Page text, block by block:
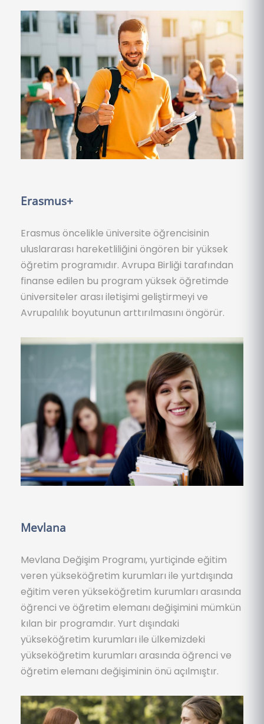
Erasmus+
Erasmus öncelikle üniversite öğrencisinin
uluslararası hareketliliğini öngören bir yüksek
öğretim programıdır. Avrupa Birliği tarafından
finanse edilen bu program yüksek öğretimde
üniversiteler arası iletişimi geliştirmeyi ve
Avrupalılık boyutunun arttırılmasını öngörür.
Mevlana
Mevlana Değişim Programı, yurtiçinde eğitim
veren yükseköğretim kurumları ile yurtdışında
eğitim veren yükseköğretim kurumları arasında
öğrenci ve öğretim elemanı değişimini mümkün
kılan bir programdır. Yurt dışındaki
yükseköğretim kurumları ile ülkemizdeki
yükseköğretim kurumları arasında öğrenci ve
öğretim elemanı değişiminin önü açılmıştır.